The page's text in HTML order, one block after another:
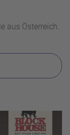
aus Österreich.